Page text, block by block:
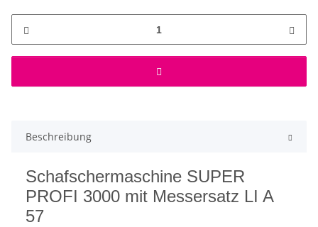
Beschreibung
Schafschermaschine SUPER
PROFI 3000 mit Messersatz LI A
57